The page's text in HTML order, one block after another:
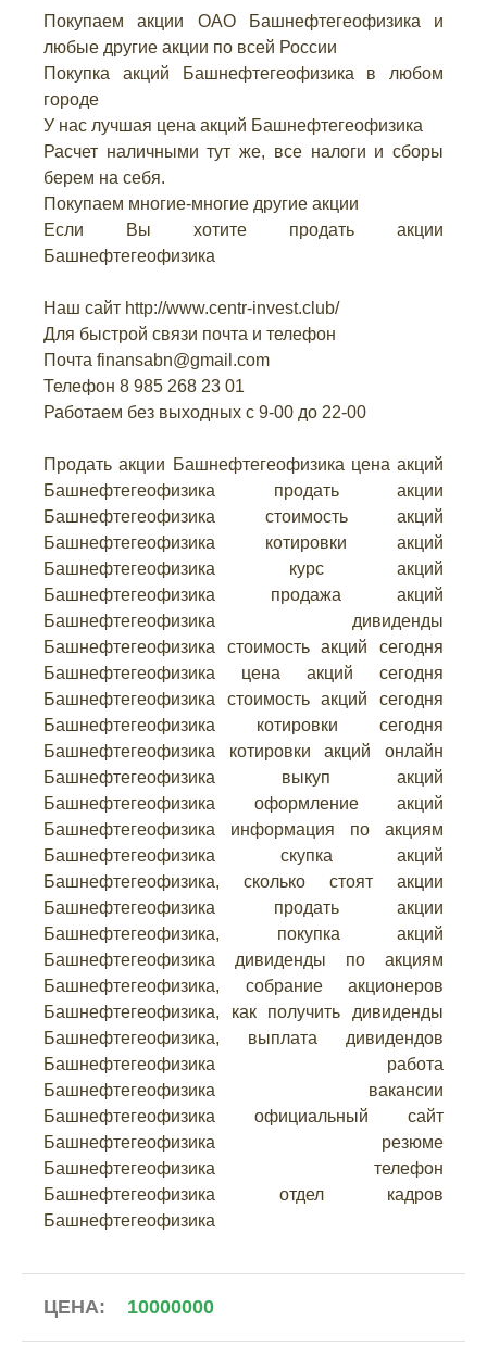
Покупаем акции ОАО Башнефтегеофизика и
любые другие акции по всей России
Покупка акций Башнефтегеофизика в любом
городе
У нас лучшая цена акций Башнефтегеофизика
Расчет наличными тут же, все налоги и сборы
берем на себя.
Покупаем многие-многие другие акции
Если Вы хотите продать акции
Башнефтегеофизика
Наш сайт http://www.centr-invest.club/
Для быстрой связи почта и телефон
Почта finansabn@gmail.com
Телефон 8 985 268 23 01
Работаем без выходных с 9-00 до 22-00
Продать акции Башнефтегеофизика цена акций
Башнефтегеофизика продать акции
Башнефтегеофизика стоимость акций
Башнефтегеофизика котировки акций
Башнефтегеофизика курс акций
Башнефтегеофизика продажа акций
Башнефтегеофизика дивиденды
Башнефтегеофизика стоимость акций сегодня
Башнефтегеофизика цена акций сегодня
Башнефтегеофизика стоимость акций сегодня
Башнефтегеофизика котировки сегодня
Башнефтегеофизика котировки акций онлайн
Башнефтегеофизика выкуп акций
Башнефтегеофизика оформление акций
Башнефтегеофизика информация по акциям
Башнефтегеофизика скупка акций
Башнефтегеофизика, сколько стоят акции
Башнефтегеофизика продать акции
Башнефтегеофизика, покупка акций
Башнефтегеофизика дивиденды по акциям
Башнефтегеофизика, собрание акционеров
Башнефтегеофизика, как получить дивиденды
Башнефтегеофизика, выплата дивидендов
Башнефтегеофизика работа
Башнефтегеофизика вакансии
Башнефтегеофизика официальный сайт
Башнефтегеофизика резюме
Башнефтегеофизика телефон
Башнефтегеофизика отдел кадров
Башнефтегеофизика
ЦЕНА: 10000000